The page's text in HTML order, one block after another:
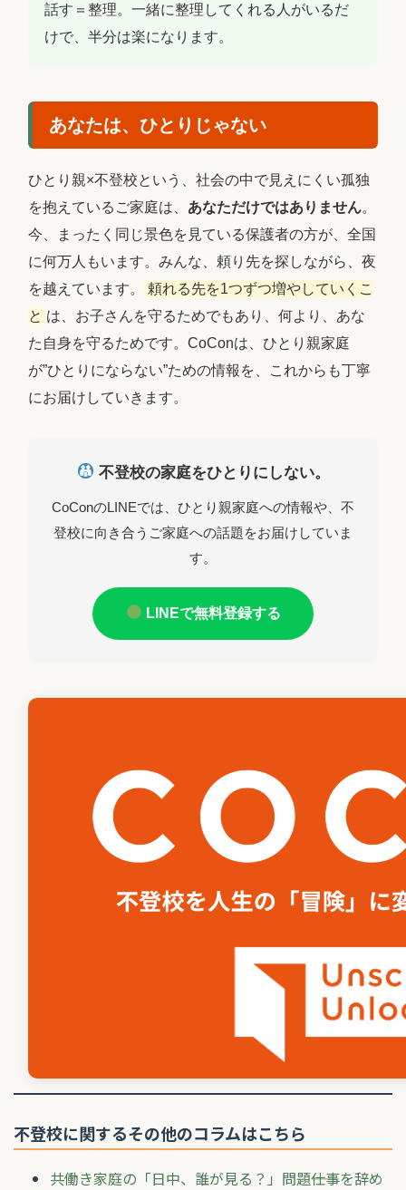
話す＝整理。一緒に整理してくれる人がいるだ
けで、半分は楽になります。
あなたは、ひとりじゃない
ひとり親×不登校という、社会の中で見えにくい孤独
を抱えているご家庭は、 あなただけではありません。
今、まったく同じ景色を見ている保護者の方が、全国
に何万人もいます。みんな、頼り先を探しながら、夜
を越えています。
頼れる先を1つずつ増やしていくこ
と は、お子さんを守るためでもあり、何より、あな
た自身を守るためです。CoConは、ひとり親家庭
が”ひとりにならない”ための情報を、これからも丁寧
にお届けしていきます。
不登校の家庭をひとりにしない。
CoConのLINEでは、ひとり親家庭への情報や、不
登校に向き合うご家庭への話題をお届けしていま
す。
LINEで無料登録する
不登校に関するその他のコラムはこちら
共働き家庭の「日中、誰が見る？」問題――仕事を辞め